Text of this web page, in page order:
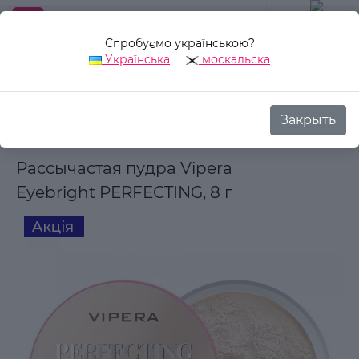
Декоративная косметика Для
Спробуємо українською?
Українська
москальска
Закрыть
Рассычастая пудра Vipera
Eyebright PERFECTING, 8 г